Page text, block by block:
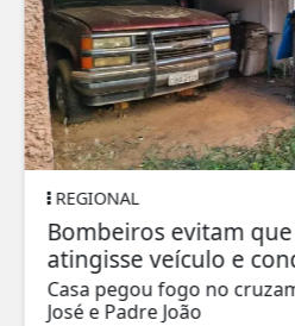
REGIONAL
Bombeiros evitam
atingisse veículo e
Casa pegou fogo no
José e Padre João